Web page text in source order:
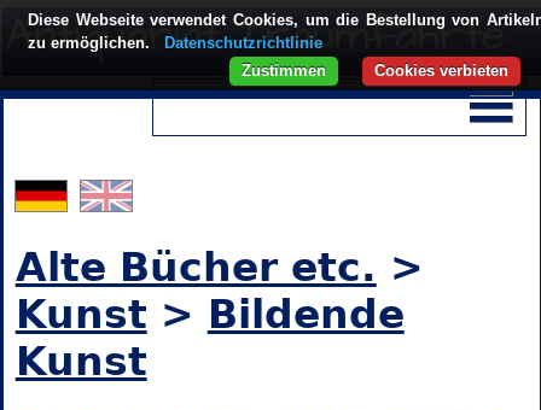
Alte Bücher etc. >
Kunst > Bildende
Kunst
Diese Webseite verwendet Cookies, um die Bestellung von
zu ermöglichen.
Datenschutzrichtlinie
Cookies verbieten
Zustimmen